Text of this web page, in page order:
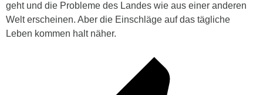
geht und die Probleme des Landes wie aus einer anderen
Welt erscheinen. Aber die Einschläge auf das tägliche
Leben kommen halt näher.